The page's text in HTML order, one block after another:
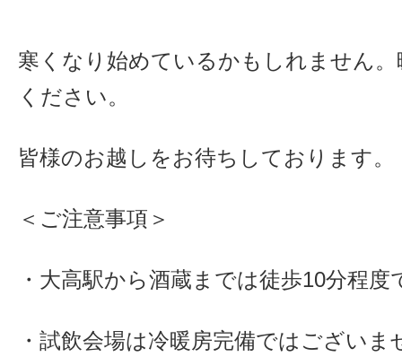
寒くなり始めているかもしれません
ください。
皆様のお越しをお待ちしております。
＜ご注意事項＞
・大高駅から酒蔵までは徒歩10分程度
・試飲会場は冷暖房完備ではござい